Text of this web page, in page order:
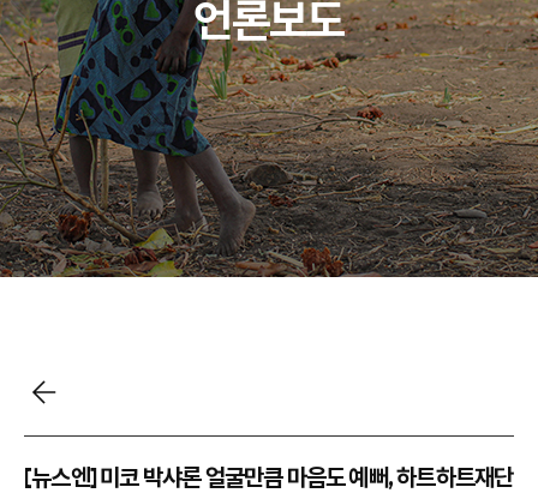
언론보도
언론보도
[뉴스엔] 미코 박샤론 얼굴만큼 마음도 예뻐, 하트하트재단